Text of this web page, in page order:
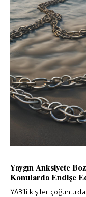
Yaygın Anksiyete
Konularda Endişe
YAB’li kişiler